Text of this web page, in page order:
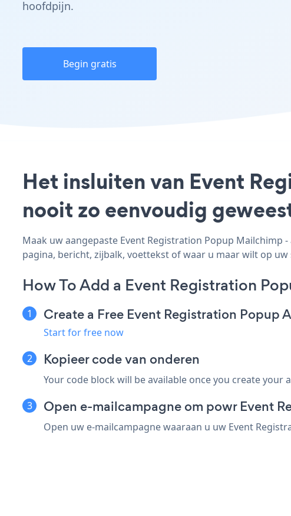
hoofdpijn.
Begin gratis
Het insluiten van Event
nooit zo eenvoudig
Maak uw aangepaste Event Registration Popup Mailchimp
pagina, bericht, zijbalk, voettekst of waar u maar wilt op uw
How To Add a Event Registration
Create a Free Event Registration Popup
Start for free now
Kopieer code van onderen
Your code block will be available once you create your
Open e-mailcampagne om powr Event
Open uw e-mailcampagne waaraan u uw Event